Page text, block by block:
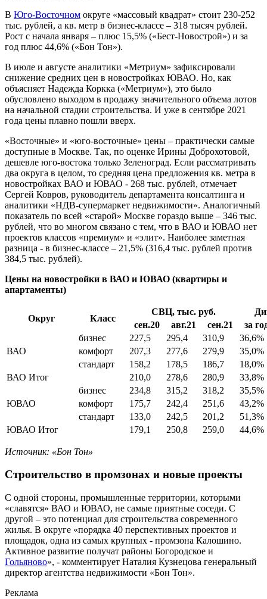
В Юго-Восточном округе «массовый квадрат» стоит 230-252
тыс. рублей, а кв. метр в бизнес-классе – 318 тысяч рублей.
Рост с начала января – плюс 15,5% («Бест-Новострой») и за
год плюс 44,6% («Бон Тон»).
В июле и августе аналитики «Метриум» зафиксировали
снижение средних цен в новостройках ЮВАО. Но, как
объясняет Надежда Коркка («Метриум»), это было
обусловлено выходом в продажу значительного объема лотов
на начальной стадии строительства. И уже в сентябре 2021
года цены плавно пошли вверх.
«Восточные» и «юго-восточные» цены – практически самые
доступные в Москве. Так, по оценке Ирины Доброхотовой,
дешевле юго-востока только Зеленоград. Если рассматривать
два округа в целом, то средняя цена предложения кв. метра в
новостройках ВАО и ЮВАО - 268 тыс. рублей, отмечает
Сергей Ковров, руководитель департамента консалтинга и
аналитики «НДВ-супермаркет недвижимости». Аналогичный
показатель по всей «старой» Москве гораздо выше – 346 тыс.
рублей, что во многом связано с тем, что в ВАО и ЮВАО нет
проектов классов «премиум» и «элит». Наиболее заметная
разница - в бизнес-классе – 21,5% (316,4 тыс. рублей против
384,5 тыс. рублей).
Цены на новостройки в ВАО и ЮВАО (квартиры и
апартаменты)
Округ Класс
СВЦ, тыс. руб.
сен.20
авг.21 сен.21 за
ВАО
бизнес 227,5 295,4 310,9
36,6%
комфорт
207,3 277,6 279,9
35,0%
стандарт
158,2 178,5 186,7
18,0%
ВАО Итог
210,0 278,6 280,9 33,8%
ЮВАО
бизнес 234,8 315,2 318,2
35,5%
комфорт
175,7 242,4 251,6
43,2%
стандарт
133,0 242,5 201,2
51,3%
ЮВАО Итог
179,1 250,8 259,0 44,6%
Источник: «Бон Тон»
Строительство в промзонах и новые проекты
С одной стороны, промышленные территории, которыми
«славятся» ВАО и ЮВАО, не самые приятные соседи. С
другой – это потенциал для строительства современного
жилья. В округе «порядка 40 перспективных проектов и
площадок, одна из самых крупных - промзона Калошино.
Активное развитие получат районы Богородское и
Гольяново», - комментирует Наталия Кузнецова генеральный
директор агентства недвижимости «Бон Тон».
Реклама